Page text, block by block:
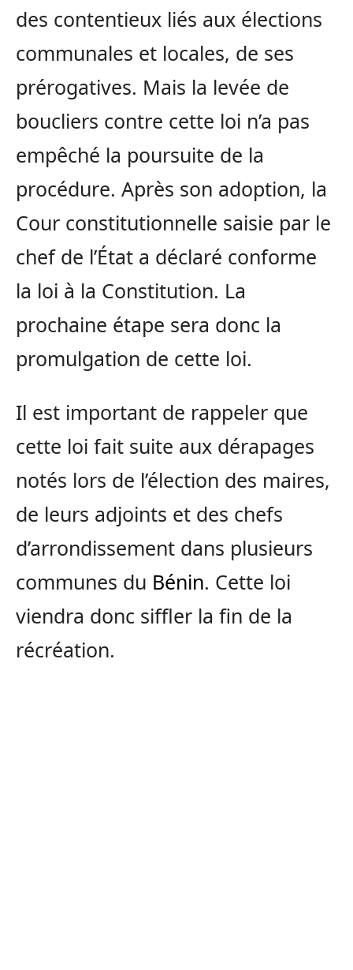
des contentieux liés aux élections
communales et locales, de ses
prérogatives. Mais la levée de
boucliers contre cette loi n’a pas
empêché la poursuite de la
procédure. Après son adoption, la
Cour constitutionnelle saisie par le
chef de l’État a déclaré conforme
la loi à la Constitution. La
prochaine étape sera donc la
promulgation de cette loi.
Il est important de rappeler que
cette loi fait suite aux dérapages
notés lors de l’élection des maires,
de leurs adjoints et des chefs
d’arrondissement dans plusieurs
communes du Bénin. Cette loi
viendra donc siffler la fin de la
récréation.